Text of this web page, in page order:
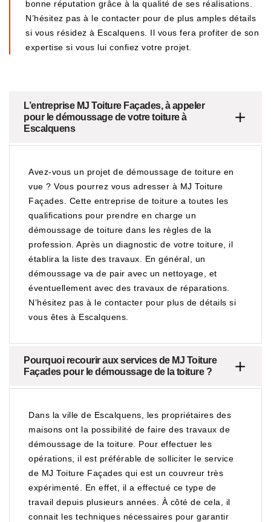
bonne réputation grâce à la qualité de ses réalisations.
N’hésitez pas à le contacter pour de plus amples détails
si vous résidez à Escalquens. Il vous fera profiter de son
expertise si vous lui confiez votre projet.
L’entreprise MJ Toiture Façades, à appeler
pour le démoussage de votre toiture à
Escalquens
Avez-vous un projet de démoussage de toiture en
vue ? Vous pourrez vous adresser à MJ Toiture
Façades. Cette entreprise de toiture a toutes les
qualifications pour prendre en charge un
démoussage de toiture dans les règles de la
profession. Après un diagnostic de votre toiture, il
établira la liste des travaux. En général, un
démoussage va de pair avec un nettoyage, et
éventuellement avec des travaux de réparations.
N’hésitez pas à le contacter pour plus de détails si
vous êtes à Escalquens.
Pourquoi recourir aux services de MJ Toiture
Façades pour le démoussage de la toiture ?
Dans la ville de Escalquens, les propriétaires des
maisons ont la possibilité de faire des travaux de
démoussage de la toiture. Pour effectuer les
opérations, il est préférable de solliciter le service
de MJ Toiture Façades qui est un couvreur très
expérimenté. En effet, il a effectué ce type de
travail depuis plusieurs années. À côté de cela, il
connait les techniques nécessaires pour garantir